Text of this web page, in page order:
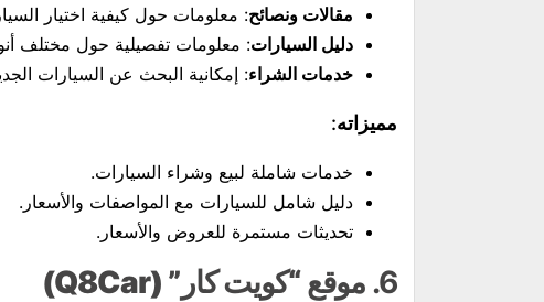
مقالات ونصائح: معلومات حول كيفية اختيار
دليل السيارات: معلومات تفصيلية حول مختلف
خدمات الشراء: إمكانية البحث عن السيارات
مميزاته:
خدمات شاملة لبيع وشراء السيارات.
دليل شامل للسيارات مع المواصفات والأسعار.
تحديثات مستمرة للعروض والأسعار.
6. موقع “كويت كار” (Q8Car)